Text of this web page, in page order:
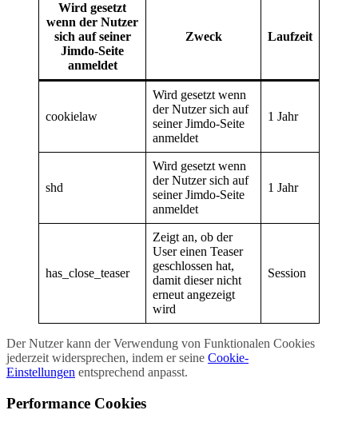
Wird gesetzt
wenn der Nutzer
sich auf seiner
Jimdo-Seite
anmeldet
Zweck Laufzeit
cookielaw
Wird gesetzt wenn
der Nutzer sich auf
seiner Jimdo-Seite
anmeldet
1 Jahr
shd
Wird gesetzt wenn
der Nutzer sich auf
seiner Jimdo-Seite
anmeldet
1 Jahr
has_close_teaser
Zeigt an, ob der
User einen Teaser
geschlossen hat,
damit dieser nicht
erneut angezeigt
wird
Session
Der Nutzer kann der Verwendung von Funktionalen Cookies
jederzeit widersprechen, indem er seine Cookie-
Einstellungen entsprechend anpasst.
Performance Cookies